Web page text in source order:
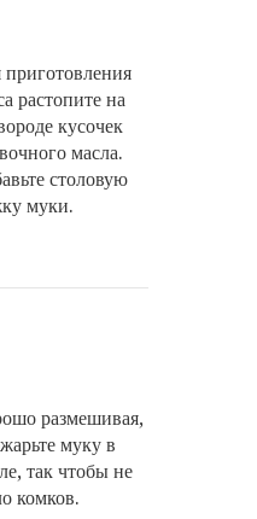
растопите на
кусочек
масла.
столовую
муки.
размешивая,
муку в
так чтобы не
комков.